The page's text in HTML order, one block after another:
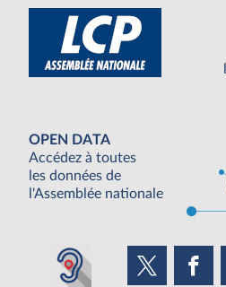
OPEN DATA
Accédez à toutes
les données de
l'Assemblée nationale